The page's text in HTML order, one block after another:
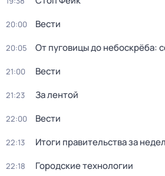
20:00 Вести
20:05 От пуговицы до небоскрёба:
21:00 Вести
21:23 За лентой
22:00 Вести
22:13 Итоги правительства за
22:18 Городские технологии